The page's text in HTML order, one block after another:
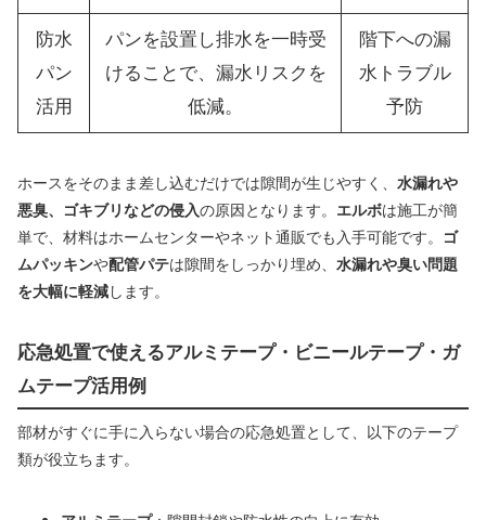
防水
パン
活用
パンを設置し排水を一時受
けることで、漏水リスクを
低減。
階下への漏
水トラブル
予防
ホースをそのまま差し込むだけでは隙間が生じやすく、 水漏れや
悪臭、ゴキブリなどの侵入の原因となります。 エルボは施工が簡
単で、材料はホームセンターやネット通販でも入手可能です。 ゴ
ムパッキンや配管パテは隙間をしっかり埋め、 水漏れや臭い問題
を大幅に軽減します。
応急処置で使えるアルミテープ・ビニールテープ・ガ
ムテープ活用例
部材がすぐに手に入らない場合の応急処置として、以下のテープ
類が役立ちます。